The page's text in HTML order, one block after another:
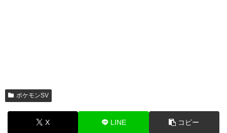
ポケモンSV
X LINE コピー